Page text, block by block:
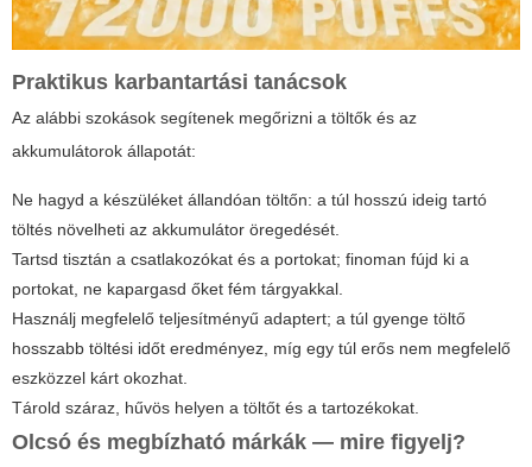
Praktikus karbantartási tanácsok
Az alábbi szokások segítenek megőrizni a töltők és az
akkumulátorok állapotát:
Ne hagyd a készüléket állandóan töltőn: a túl hosszú ideig tartó
töltés növelheti az akkumulátor öregedését.
Tartsd tisztán a csatlakozókat és a portokat; finoman fújd ki a
portokat, ne kapargasd őket fém tárgyakkal.
Használj megfelelő teljesítményű adaptert; a túl gyenge töltő
hosszabb töltési időt eredményez, míg egy túl erős nem megfelelő
eszközzel kárt okozhat.
Tárold száraz, hűvös helyen a töltőt és a tartozékokat.
Olcsó és megbízható márkák — mire figyelj?